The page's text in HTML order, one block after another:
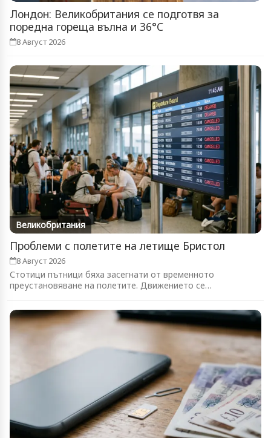
Лондон: Великобритания се подготвя за
поредна гореща вълна и 36°C
8 Август 2026
Великобритания
Проблеми с полетите на летище Бристол
8 Август 2026
Стотици пътници бяха засегнати от временното
преустановяване на полетите. Движението се